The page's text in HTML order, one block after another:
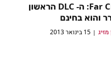
Far Cry 3: ה- DLC הראשון
והוא בחינם
מזיג 15 בינואר 2013